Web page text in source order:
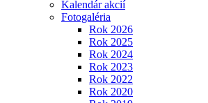
Kalendár akcií
Fotogaléria
Rok 2026
Rok 2025
Rok 2024
Rok 2023
Rok 2022
Rok 2020